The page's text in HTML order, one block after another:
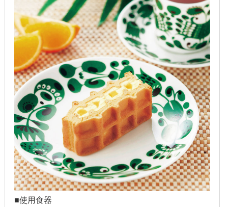
2022年1月
2021年12月
2021年9月
2021年6月
2021年4月
2020年11月
2020年8月
2020年4月
■使用食器